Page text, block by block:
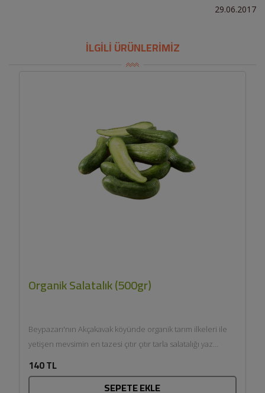
29.06.2017
İLGİLİ ÜRÜNLERİMİZ
Organik Salatalık (500gr)
Beypazarı'nın Akçakavak köyünde organik tarım ilkeleri ile
yetişen mevsimin en tazesi çıtır çıtır tarla salatalığı yaz
140 TL
SEPETE EKLE